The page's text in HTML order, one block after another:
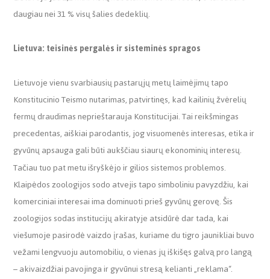
daugiau nei 31 % visų šalies dedeklių.
Lietuva: teisinės pergalės ir sisteminės spragos
Lietuvoje vienu svarbiausių pastarųjų metų laimėjimų tapo
Konstitucinio Teismo nutarimas, patvirtinęs, kad kailinių žvėrelių
fermų draudimas neprieštarauja Konstitucijai. Tai reikšmingas
precedentas, aiškiai parodantis, jog visuomenės interesas, etika ir
gyvūnų apsauga gali būti aukščiau siaurų ekonominių interesų.
Tačiau tuo pat metu išryškėjo ir gilios sistemos problemos.
Klaipėdos zoologijos sodo atvejis tapo simboliniu pavyzdžiu, kai
komerciniai interesai ima dominuoti prieš gyvūnų gerovę. Šis
zoologijos sodas institucijų akiratyje atsidūrė dar tada, kai
viešumoje pasirodė vaizdo įrašas, kuriame du tigro jaunikliai buvo
vežami lengvuoju automobiliu, o vienas jų iškišęs galvą pro langą
– akivaizdžiai pavojinga ir gyvūnui stresą kelianti „reklama“.